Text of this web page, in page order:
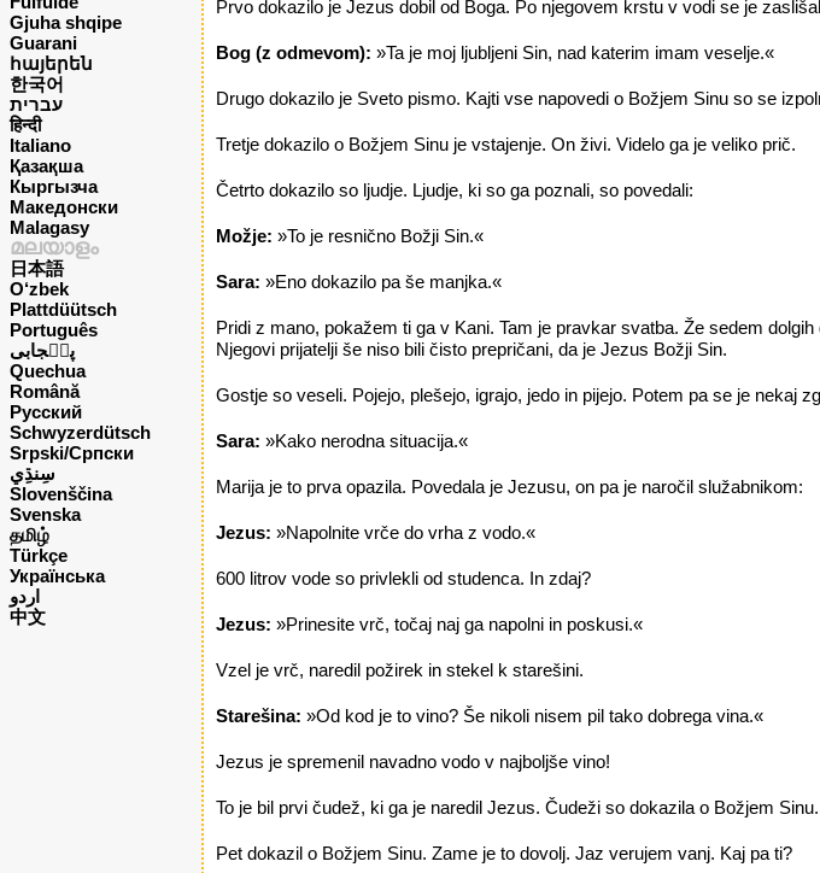
Gjuha shqipe
Guarani
հայերեն
한국어
עברית
हिन्दी
Italiano
Қазақша
Кыргызча
Македонски
Malagasy
മലയാളം
日本語
O‘zbek
Plattdüütsch
Português
پن٘جابی
Quechua
Română
Русский
Schwyzerdütsch
Srpski/Српски
Slovenščina
Svenska
தமிழ்
Türkçe
Українська
اردو
中文
Prvo dokazilo je Jezus dobil od Boga. Po njegovem krstu v vodi se je
Bog (z odmevom): »Ta je moj ljubljeni Sin, nad katerim imam veselje.«
Drugo dokazilo je Sveto pismo. Kajti vse napovedi o Božjem Sinu so se
Tretje dokazilo o Božjem Sinu je vstajenje. On živi. Videlo ga je veliko prič.
Četrto dokazilo so ljudje. Ljudje, ki so ga poznali, so povedali:
Možje: »To je resnično Božji Sin.«
Sara: »Eno dokazilo pa še manjka.«
Pridi z mano, pokažem ti ga v Kani. Tam je pravkar svatba. Že sedem
Njegovi prijatelji še niso bili čisto prepričani, da je Jezus Božji Sin.
Gostje so veseli. Pojejo, plešejo, igrajo, jedo in pijejo. Potem pa se je nekaj
Sara: »Kako nerodna situacija.«
Marija je to prva opazila. Povedala je Jezusu, on pa je naročil služabnikom:
Jezus: »Napolnite vrče do vrha z vodo.«
600 litrov vode so privlekli od studenca. In zdaj?
Jezus: »Prinesite vrč, točaj naj ga napolni in poskusi.«
Vzel je vrč, naredil požirek in stekel k starešini.
Starešina: »Od kod je to vino? Še nikoli nisem pil tako dobrega vina.«
Jezus je spremenil navadno vodo v najboljše vino!
To je bil prvi čudež, ki ga je naredil Jezus. Čudeži so dokazila o Božjem
Pet dokazil o Božjem Sinu. Zame je to dovolj. Jaz verujem vanj. Kaj pa ti?